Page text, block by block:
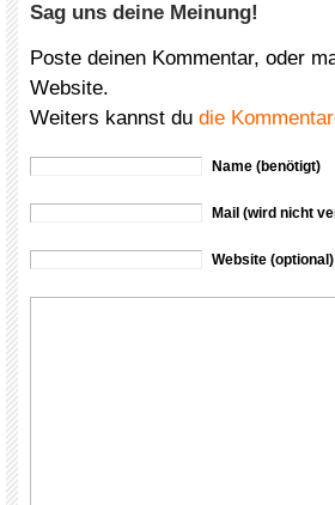
Sag uns deine Meinung!
Poste deinen Kommentar, oder
Website.
Weiters kannst du die
Name (benötigt)
Mail (wird nicht
Website (optional)